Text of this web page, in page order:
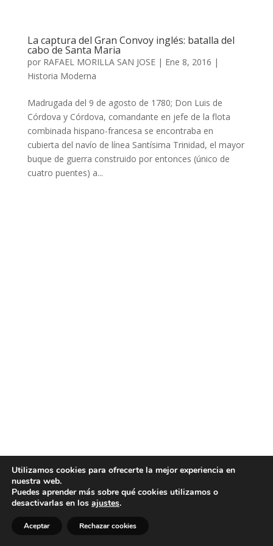
La captura del Gran Convoy inglés: batalla del
cabo de Santa Maria
por RAFAEL MORILLA SAN JOSE| Ene 8, 2016 |
Historia Moderna
Madrugada del 9 de agosto de 1780; Don Luis de
Córdova y Córdova, comandante en jefe de la flota
combinada hispano-francesa se encontraba en
cubierta del navío de línea Santísima Trinidad, el mayor
buque de guerra construido por entonces (único de
cuatro puentes) a...
Utilizamos cookies para ofrecerte la mejor experiencia en
nuestra web.
Puedes aprender más sobre qué cookies utilizamos o
desactivarlas en los ajustes.
Aceptar Rechazar cookies